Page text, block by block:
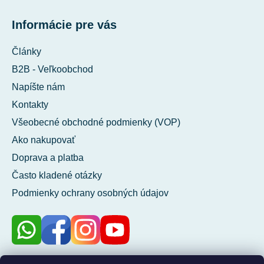
Informácie pre vás
Články
B2B - Veľkoobchod
Napíšte nám
Kontakty
Všeobecné obchodné podmienky (VOP)
Ako nakupovať
Doprava a platba
Často kladené otázky
Podmienky ochrany osobných údajov